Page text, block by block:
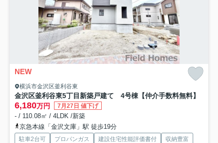
NEW
横浜市金沢区釜利谷東
金沢区釜利谷東5丁目新築戸建て 4号棟 【仲介手数料無料】
6,180万円 7月27日 値下げ
- / 110.08㎡ / 4LDK /新築
京急本線「金沢文庫」駅 徒歩19分
駐車2台可 プロパンガス 建設住宅性能評価書付
収納豊富